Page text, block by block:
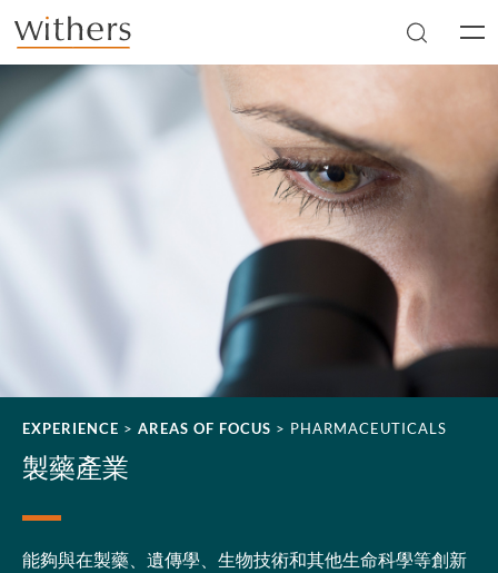
Skip to main content
EXPERIENCE > AREAS OF FOCUS > PHARMACEUTICALS
製藥產業
能夠與在製藥、遺傳學、生物技術和其他生命科學等創新